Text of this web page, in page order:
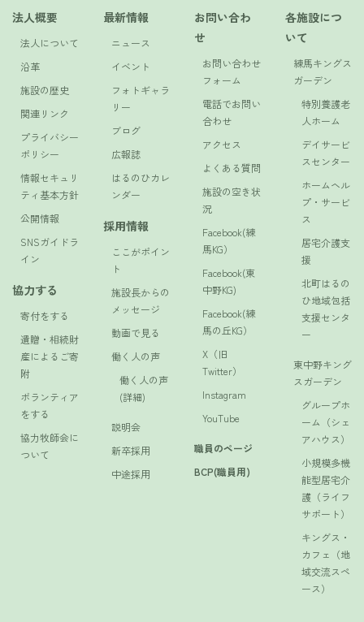
法人概要
法人について
沿革
施設の歴史
関連リンク
プライバシー
ポリシー
情報セキュリ
ティ基本方針
公開情報
SNSガイドラ
イン
協力する
寄付をする
遺贈・相続財
産によるご寄
附
ボランティア
をする
協力牧師会に
ついて
最新情報
ニュース
イベント
フォトギャラ
リー
ブログ
広報誌
はるのひカレ
ンダー
採用情報
ここがポイン
ト
施設長からの
メッセージ
動画で見る
働く人の声
働く人の声
(詳細)
説明会
新卒採用
中途採用
お問い合わ
せ
お問い合わせ
フォーム
電話でお問い
合わせ
アクセス
よくある質問
施設の空き状
況
Facebook(練
馬KG）
Facebook(東
中野KG)
Facebook(練
馬の丘KG）
X（旧
Twitter）
Instagram
YouTube
職員のページ
BCP(職員用)
各施設につ
いて
練馬キングス
ガーデン
特別養護老
人ホーム
デイサービ
スセンター
ホームヘル
プ・サービ
ス
居宅介護支
援
北町はるの
ひ地域包括
支援センタ
ー
東中野キング
スガーデン
グループホ
ーム（シェ
アハウス）
小規模多機
能型居宅介
護（ライフ
サポート）
キングス・
カフェ（地
域交流スペ
ース）